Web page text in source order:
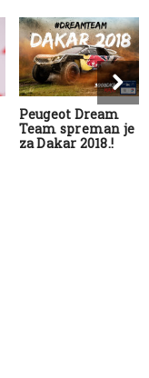
Peugeot Dream
Team spreman je
za Dakar 2018.!